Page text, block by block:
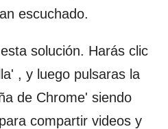
escuchado.
solución. Harás clic
, y luego pulsaras la
de Chrome' siendo
compartir videos y